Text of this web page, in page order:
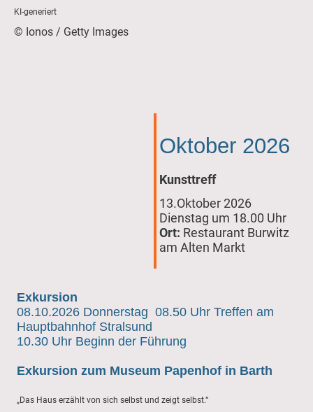
KI-generiert
© Ionos / Getty Images
Oktober 2026
Kunsttreff
13.Oktober 2026
Dienstag um 18.00 Uhr
Ort: Restaurant Burwitz
am Alten Markt
Exkursion
08.10.2026 Donnerstag 08.50 Uhr Treffen am
Hauptbahnhof Stralsund
10.30 Uhr Beginn der Führung
Exkursion zum Museum Papenhof in Barth
„Das Haus erzählt von sich selbst und zeigt selbst.“